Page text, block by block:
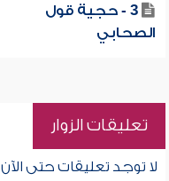
3 - حجية قول
الصحابي
تعليقات الزوار
لا توجد تعليقات حتى الآن